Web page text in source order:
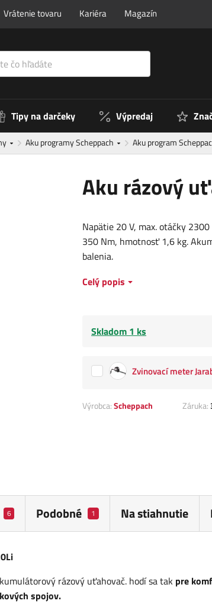
Vrátenie tovaru Kariéra Magazín
Tipy na darčeky Výpredaj
Aku programy Scheppach Aku program
Aku rázový
Napätie 20 V, max. otáčky
350 Nm, hmotnosť 1,6 kg.
balenia.
Celý popis
Skladom 1 ks
Zvinovací meter
Výrobca:Scheppach Záruka:
6 Podobné 1 Na stiahnutie
rázový uťahovač. hodí sa tak pre
spojov.